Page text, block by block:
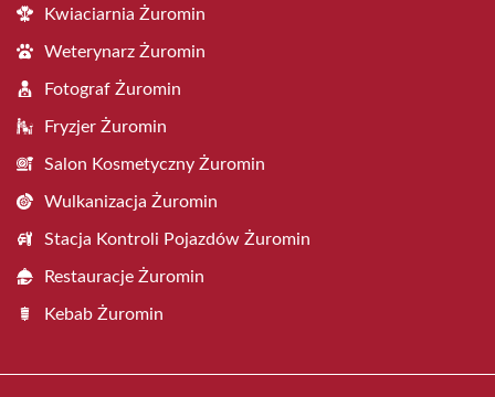
Kwiaciarnia Żuromin
Weterynarz Żuromin
Fotograf Żuromin
Fryzjer Żuromin
Salon Kosmetyczny Żuromin
Wulkanizacja Żuromin
Stacja Kontroli Pojazdów Żuromin
Restauracje Żuromin
Kebab Żuromin